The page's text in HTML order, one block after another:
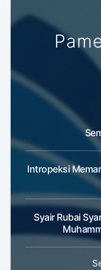
Intropeksi
Syair Rubai